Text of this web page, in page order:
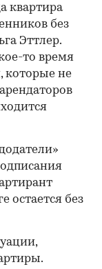
квартира
без
Эттлер.
то время
которые не
остается без